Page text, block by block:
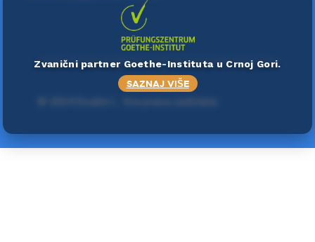
Zvanični partner Goethe-Instituta u Crnoj Gori.
SAZNAJ VIŠE